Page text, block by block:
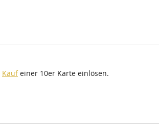
Kaufeiner 10er Karte einlösen.